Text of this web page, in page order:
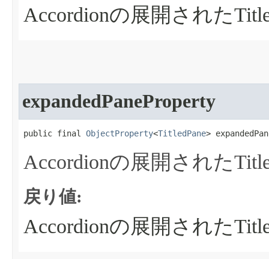
Accordionの展開された
expandedPaneProperty
public final ObjectProperty<TitledPane>
Accordionの展開された
戻り値:
Accordionの展開された